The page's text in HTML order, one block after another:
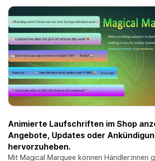
Animierte Laufschriften im Shop
Angebote, Updates oder
hervorzuheben.
Mit Magical Marquee können Händler:innen